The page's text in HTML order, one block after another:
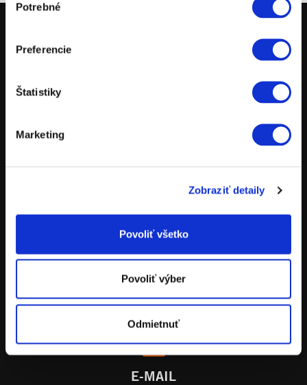
súhlasu
Potrebné
Preferencie
Štatistiky
Marketing
Zobraziť detaily
Povoliť všetko
Povoliť výber
Odmietnuť
ADRESA
KTM Bratislava
831 04 Bratislava
E-MAIL